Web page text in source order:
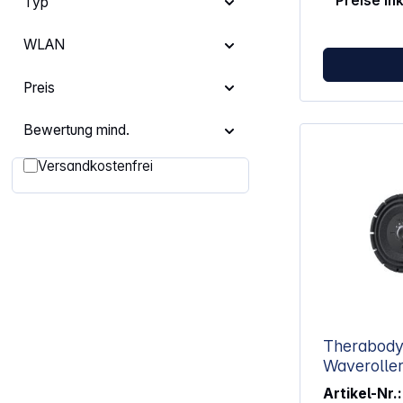
WLAN
Preis
Bewertung mind.
Filter hinzufügen: Versandkostenfrei
Versandkostenfrei
Waveroller
Artikel-Nr.: